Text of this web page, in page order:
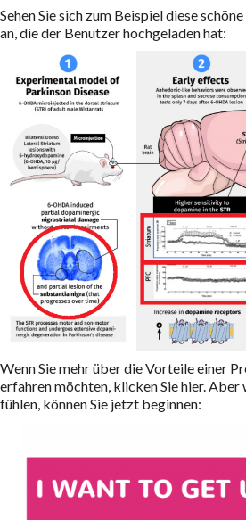
Sehen Sie sich zum Beispiel diese
an, die der Benutzer hochgeladen hat:
Wenn Sie mehr über die Vorteile einer
erfahren möchten, klicken Sie hier. Aber
fühlen, können Sie jetzt beginnen: